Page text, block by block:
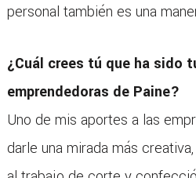
personal también es una
¿Cuál crees tú que ha sido
emprendedoras de Paine?
Uno de mis aportes a las
darle una mirada más